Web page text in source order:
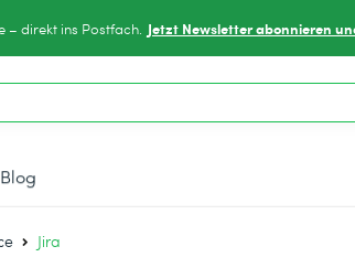
– direkt ins Postfach. Jetzt Newsletter abonnieren
Blog
Jira